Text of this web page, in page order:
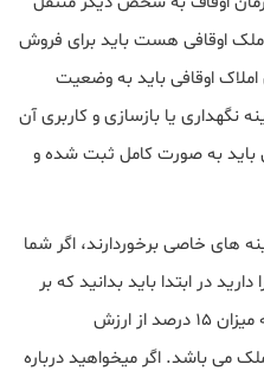
اوقافی هست باید برای فروش
املاک اوقافی باید به وضعیت
نگهداری یا بازسازی و کاربری آن
به صورت کامل ثبت شده و
های خاصی برخوردارند، اگر شما
در ابتدا باید بدانید که بر
اساس قانون، انتقال اسناد اوقافی به میزان 15 درصد از ارزش
می باشد. اگر میخواهید درباره